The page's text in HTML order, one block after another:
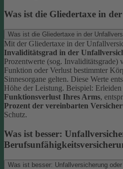
Was ist die Gliedertaxe in
Was ist die Gliedertaxe in der
Mit der Gliedertaxe in der
Invaliditätsgrad in der
Prozentwerte (sog. Invaliditätsgrade)
Funktion oder Verlust bestimmter
Sinnesorgane gelten. Diese Werte
Höhe der Leistung. Beispiel: Erleiden
Funktionsverlust Ihres Arms,
Prozent der vereinbarten
Schutz.
Was ist besser:
Was ist besser: Unfallversicherung